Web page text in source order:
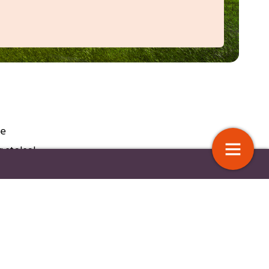
Met werk een leuker leven
stelsel